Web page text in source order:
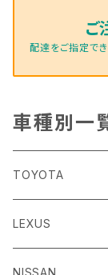
ご
配達をご指定で
車種別一
TOYOTA
86
H24/4～R3/8 ZN6
GR86
LEXUS
ＣＴ